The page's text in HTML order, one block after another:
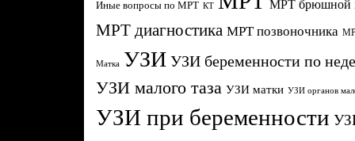
Иные вопросы по МРТ КТ МРТ брюшной
МРТ диагностика МРТ позвоночника
Матка УЗИ УЗИ беременности по
УЗИ малого таза УЗИ матки УЗИ органов
УЗИ при беременности